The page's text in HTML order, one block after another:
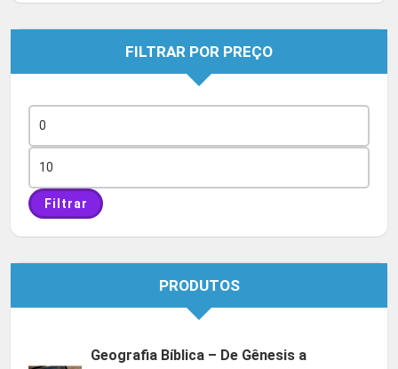
FILTRAR POR PREÇO
mínimo
máximo
Filtrar
PRODUTOS
Geografia Bíblica – De Gênesis a